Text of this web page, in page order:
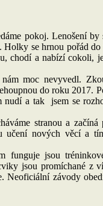
pokoj. Lenošení by
Holky se hrnou pořád do
chodí a nabízí cokoli,
moc nevyvedl.
do roku 2017.
nudí a tak jsem se
stranou a začíná
učení nových věcí a
funguje jsou
jsou promíchané z
Neoficiální závody